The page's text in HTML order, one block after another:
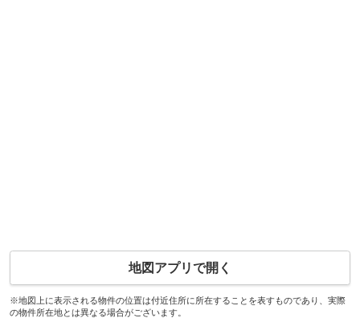
地図アプリで開く
※地図上に表示される物件の位置は付近住所に所在することを表すものであり、実際
の物件所在地とは異なる場合がございます。